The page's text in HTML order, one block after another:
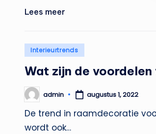
Lees meer
Geplaatst
Interieurtrends
Wat zijn de
Geplaatst
door
admin augustus 1, 2022
De trend in raamdecoratie
wordt ook…